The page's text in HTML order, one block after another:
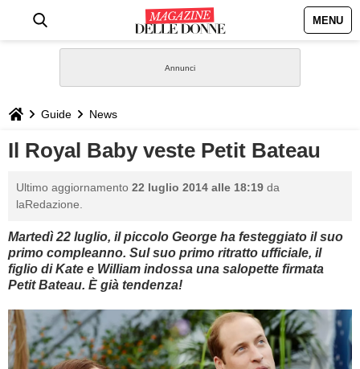
MENU
STILE
BIOGRAFIE
GASTRONOMIA
CAPELLI
SESSO
Guide News
Il Royal Baby veste Petit Bateau
Ultimo aggiornamento 22 luglio 2014 alle 18:19 da
laRedazione.
Martedì 22 luglio, il piccolo George ha festeggiato il suo
primo compleanno. Sul suo primo ritratto ufficiale, il
figlio di Kate e William indossa una salopette firmata
Petit Bateau. È già tendenza!